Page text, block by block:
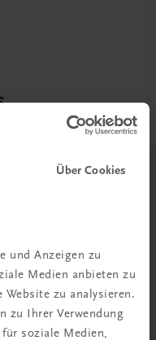
Über Cookies
und Anzeigen zu
Medien anbieten zu
zu analysieren.
zu Ihrer Verwendung
soziale Medien,